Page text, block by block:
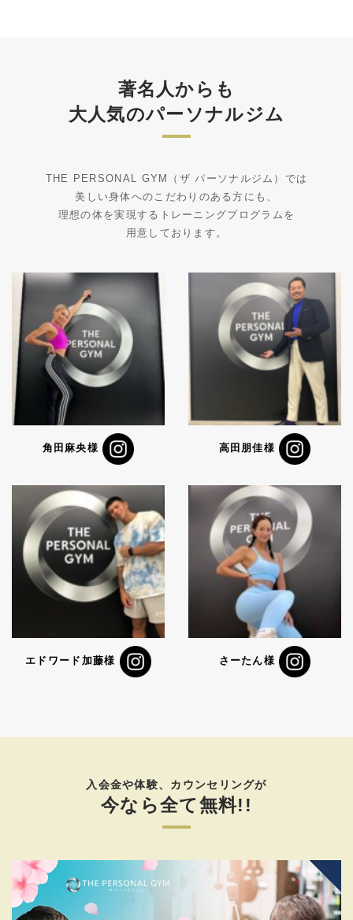
著名人からも
大人気のパーソナルジム
THE PERSONAL GYM（ザ パーソナルジム）では
美しい身体へのこだわりのある方にも、
理想の体を実現するトレーニングプログラムを
用意しております。
角田麻央様 高田朋佳様
エドワード加藤様 さーたん様
入会金や体験、カウンセリングが
今なら全て無料!!